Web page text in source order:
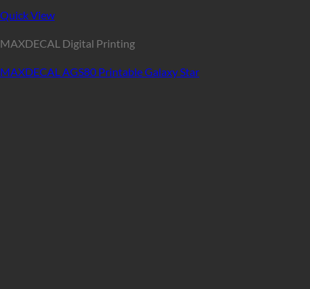
Quick View
MAXDECAL Digital Printing
MAXDECAL AGS80 Printable Galaxy Star